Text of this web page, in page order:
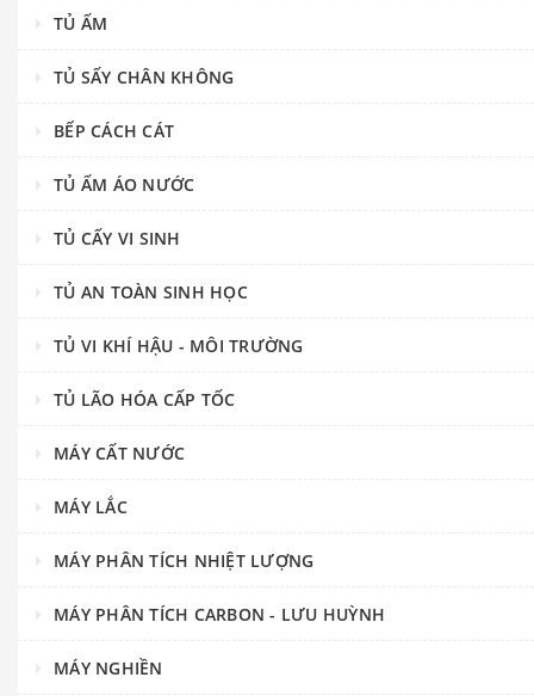
TỦ ẤM
TỦ SẤY CHÂN KHÔNG
BẾP CÁCH CÁT
TỦ ẤM ÁO NƯỚC
TỦ CẤY VI SINH
TỦ AN TOÀN SINH HỌC
TỦ VI KHÍ HẬU - MÔI TRƯỜNG
TỦ LÃO HÓA CẤP TỐC
MÁY CẤT NƯỚC
MÁY LẮC
MÁY PHÂN TÍCH NHIỆT LƯỢNG
MÁY PHÂN TÍCH CARBON - LƯU HUỲNH
MÁY NGHIỀN